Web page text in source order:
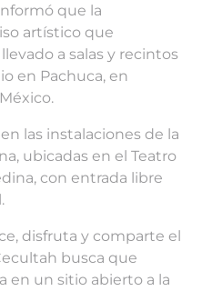
que la
artístico que
a salas y recintos
en Pachuca, en
las instalaciones de la
ubicadas en el Teatro
con entrada libre
disfruta y comparte el
busca que
en un sitio abierto a la